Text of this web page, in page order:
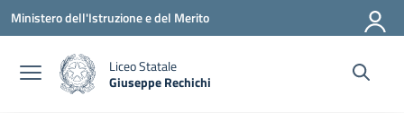
Vai ai contenuti
Vai al menu di navigazione
Vai al footer
Ministero dell'Istruzione e del Merito
Liceo Statale
Giuseppe Rechichi